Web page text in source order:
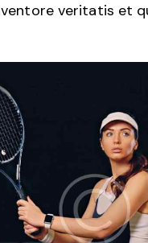
veritatis et